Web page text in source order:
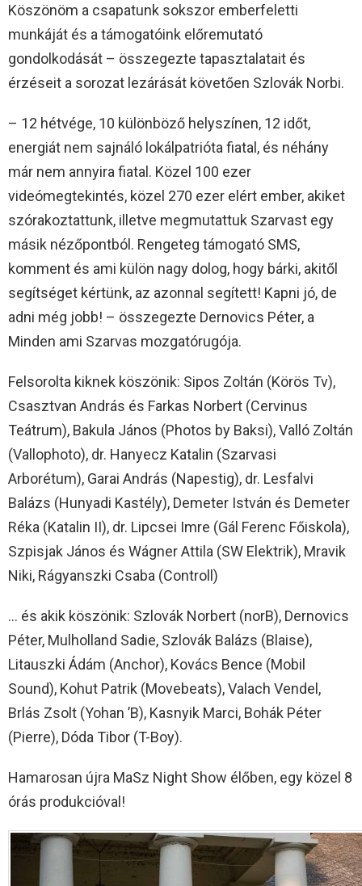
Köszönöm a csapatunk sokszor emberfeletti
munkáját és a támogatóink előremutató
gondolkodását – összegezte tapasztalatait és
érzéseit a sorozat lezárását követően Szlovák Norbi.
– 12 hétvége, 10 különböző helyszínen, 12 időt,
energiát nem sajnáló lokálpatrióta fiatal, és néhány
már nem annyira fiatal. Közel 100 ezer
videómegtekintés, közel 270 ezer elért ember, akiket
szórakoztattunk, illetve megmutattuk Szarvast egy
másik nézőpontból. Rengeteg támogató SMS,
komment és ami külön nagy dolog, hogy bárki, akitől
segítséget kértünk, az azonnal segített! Kapni jó, de
adni még jobb! – összegezte Dernovics Péter, a
Minden ami Szarvas mozgatórugója.
Felsorolta kiknek köszönik: Sipos Zoltán (Körös Tv),
Csasztvan András és Farkas Norbert (Cervinus
Teátrum), Bakula János (Photos by Baksi), Valló Zoltán
(Vallophoto), dr. Hanyecz Katalin (Szarvasi
Arborétum), Garai András (Napestig), dr. Lesfalvi
Balázs (Hunyadi Kastély), Demeter István és Demeter
Réka (Katalin II), dr. Lipcsei Imre (Gál Ferenc Főiskola),
Szpisjak János és Wágner Attila (SW Elektrik), Mravik
Niki, Rágyanszki Csaba (Controll)
… és akik köszönik: Szlovák Norbert (norB), Dernovics
Péter, Mulholland Sadie, Szlovák Balázs (Blaise),
Litauszki Ádám (Anchor), Kovács Bence (Mobil
Sound), Kohut Patrik (Movebeats), Valach Vendel,
Brlás Zsolt (Yohan ’B), Kasnyik Marci, Bohák Péter
(Pierre), Dóda Tibor (T-Boy).
Hamarosan újra MaSz Night Show élőben, egy közel 8
órás produkcióval!